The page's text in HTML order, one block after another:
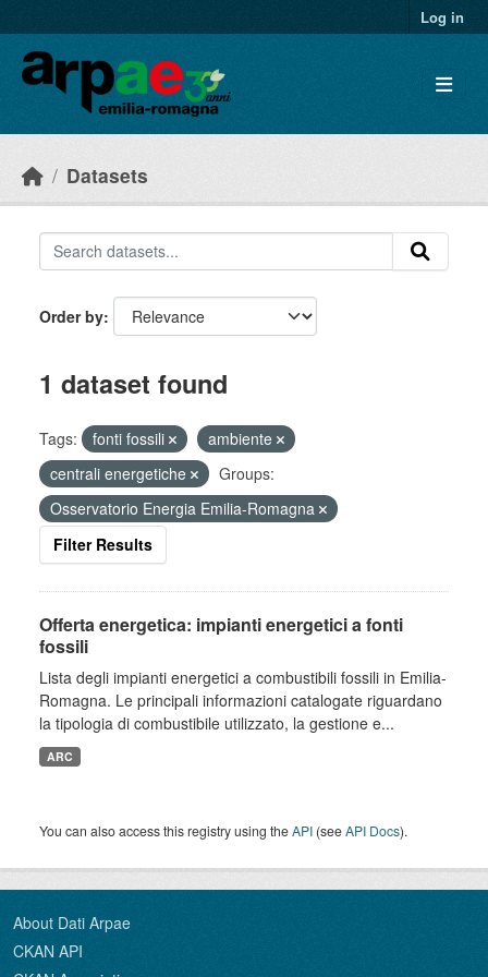
Log in
Datasets
Order by
1 dataset found
Tags: fonti fossili
ambiente
centrali energetiche
Groups:
Osservatorio Energia Emilia-Romagna
Filter Results
Offerta energetica: impianti energetici a fonti
fossili
Lista degli impianti energetici a combustibili fossili in Emilia-
Romagna. Le principali informazioni catalogate riguardano
la tipologia di combustibile utilizzato, la gestione e...
ARC
You can also access this registry using theAPI (seeAPI Docs).
About Dati Arpae
CKAN API